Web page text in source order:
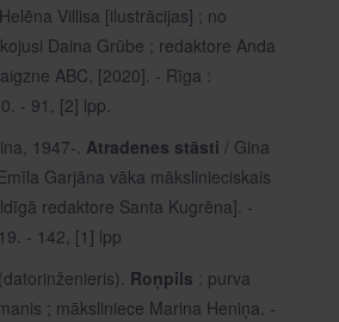
Villisa [ilustrācijas] ; no
Daina Grūbe ; redaktore Anda
ABC, [2020]. - Rīga :
- 91, [2] lpp.
1947-. Atradenes stāsti / Gina
Garjāna vāka mākslinieciskais
redaktore Santa Kugrēna]. -
- 142, [1] lpp
Roņpils : purva
; māksliniece Marina Heniņa. -